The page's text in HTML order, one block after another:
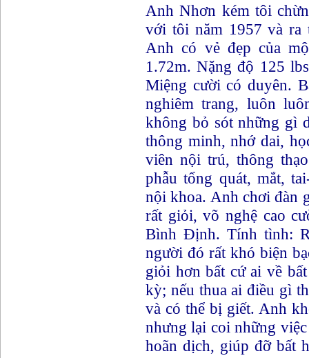
Anh Nhơn kém tôi
với tôi năm 1957 và ra
Anh có vẻ đẹp của
1.72m. Nặng độ 125
Miệng cười có duyên.
nghiêm trang, luôn
không bỏ sót những gì
thông minh, nhớ dai,
viên nội trú, thông
phẫu tổng quát, mắt,
nội khoa. Anh chơi đàn
rất giỏi, võ nghệ cao
Bình Định. Tính tình:
người đó rất khó biện
giỏi hơn bất cứ ai về
kỳ; nếu thua ai điều gì
và có thể bị giết. Anh
nhưng lại coi những
hoãn dịch, giúp đỡ bất